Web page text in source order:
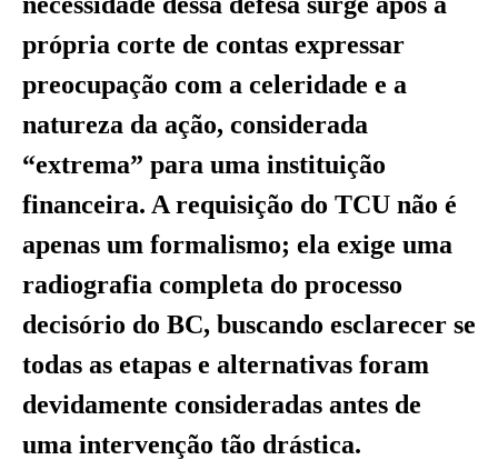
própria corte de contas expressar
preocupação com a celeridade e a
natureza da ação, considerada
“extrema” para uma instituição
financeira. A requisição do TCU não é
apenas um formalismo; ela exige uma
radiografia completa do processo
decisório do BC, buscando esclarecer se
todas as etapas e alternativas foram
devidamente consideradas antes de
uma intervenção tão drástica.